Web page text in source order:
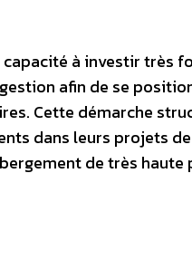
à investir très
afin de se
Cette démarche
dans leurs projets
de très